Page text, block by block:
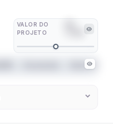
VALOR DO
PROJETO
Solar+CDI